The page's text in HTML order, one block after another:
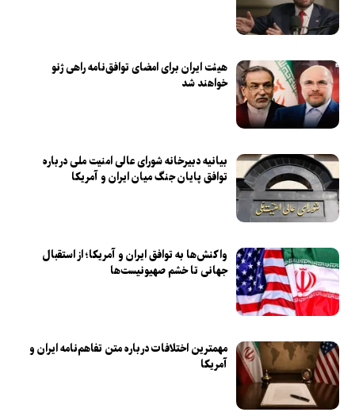
هیئت ایران برای امضای توافق‌نامه راهی ژنو
خواهند شد
بیانیه دبیرخانه شورای عالی امنیت ملی درباره
توافق پایان جنگ میان ایران و آمریکا
واکنش‌ها به توافق ایران و آمریکا؛ از استقبال
جهانی تا خشم صهیونیست‌ها
مهمترین اختلافات درباره متن تفاهم‌نامه ایران و
آمریکا